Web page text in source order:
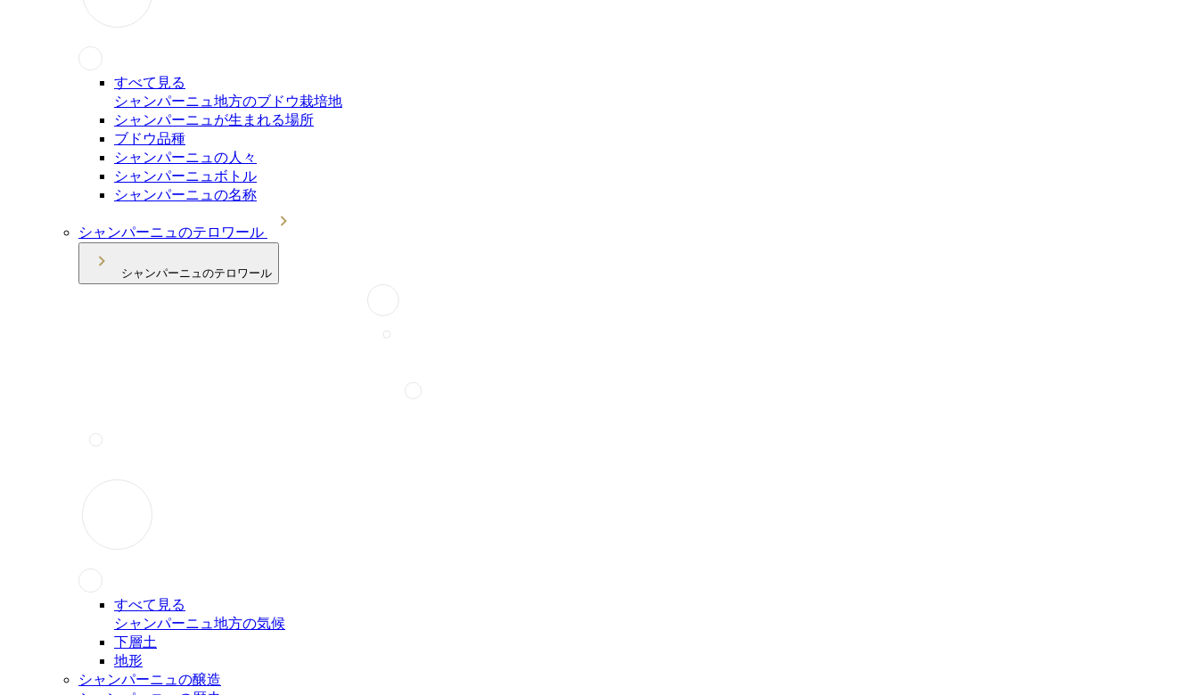
すべて見る
シャンパーニュ地方のブドウ栽培地
シャンパーニュが生まれる場所
ブドウ品種
シャンパーニュの人々
シャンパーニュボトル
シャンパーニュの名称
シャンパーニュのテロワール
シャンパーニュのテロワール
すべて見る
シャンパーニュ地方の気候
下層土
地形
シャンパーニュの醸造